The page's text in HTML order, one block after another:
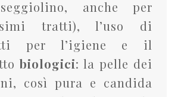
anche per
tratti), l’uso di
per l’igiene e il
biologici: la pelle dei
così pura e candida